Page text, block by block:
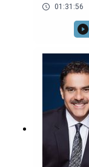
01:31:56